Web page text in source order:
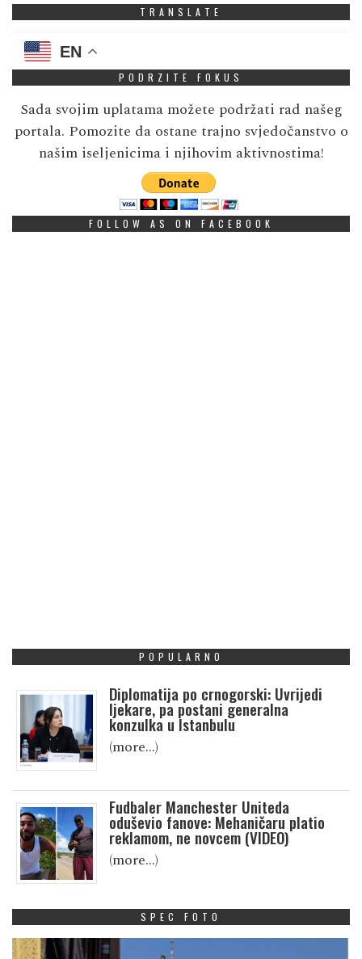
TRANSLATE
EN
PODRZITE FOKUS
Sada svojim uplatama možete podržati rad našeg
portala. Pomozite da ostane trajno svjedočanstvo o
našim iseljenicima i njihovim aktivnostima!
FOLLOW AS ON FACEBOOK
POPULARNO
Diplomatija po crnogorski: Uvrijedi
ljekare, pa postani generalna
konzulka u Istanbulu
(more…)
Fudbaler Manchester Uniteda
oduševio fanove: Mehaničaru platio
reklamom, ne novcem (VIDEO)
(more…)
SPEC FOTO